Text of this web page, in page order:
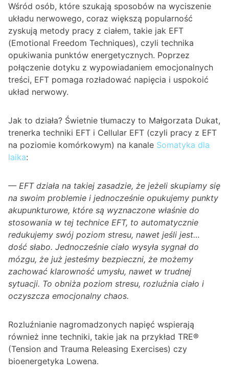
Wśród osób, które szukają sposobów na wyciszenie
układu nerwowego, coraz większą popularność
zyskują metody pracy z ciałem, takie jak EFT
(Emotional Freedom Techniques), czyli technika
opukiwania punktów energetycznych. Poprzez
połączenie dotyku z wypowiadaniem emocjonalnych
treści, EFT pomaga rozładować napięcia i uspokoić
układ nerwowy.
Jak to działa? Świetnie tłumaczy to Małgorzata Dukat,
trenerka techniki EFT i Cellular EFT (czyli pracy z EFT
na poziomie komórkowym) na kanale Somatyka dla
laika:
— EFT działa na takiej zasadzie, że jeżeli skupiamy się
na swoim problemie i jednocześnie opukujemy punkty
akupunkturowe, które są wyznaczone właśnie do
stosowania w tej technice EFT, to automatycznie
redukujemy swój poziom stresu, nawet jeśli jest…
dość słabo. Jednocześnie ciało wysyła sygnał do
mózgu, że już jesteśmy bezpieczni, że możemy
zachować klarowność umysłu, nawet w trudnej
sytuacji. To obniża poziom stresu, rozluźnia ciało i
oczyszcza emocjonalny chaos.
Rozluźnianie nagromadzonych napięć wspierają
również inne techniki, takie jak na przykład TRE®
(Tension and Trauma Releasing Exercises) czy
bioenergetyka Lowena.